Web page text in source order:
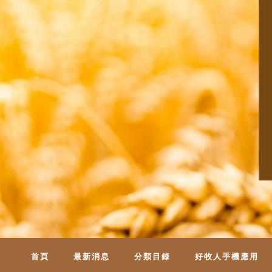
首頁 最新消息 分類目錄 好牧人手機應用